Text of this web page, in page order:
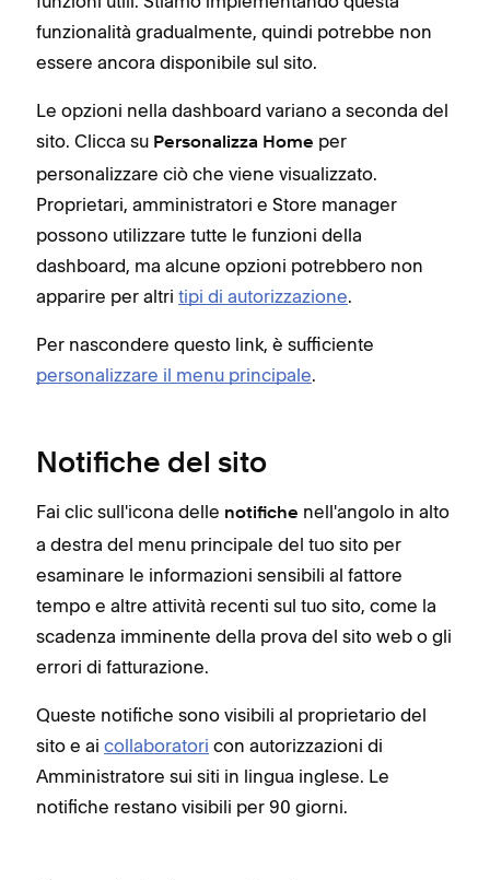
funzionalità gradualmente, quindi potrebbe non
essere ancora disponibile sul sito.
Le opzioni nella dashboard variano a seconda del
sito. Clicca su Personalizza Home per
personalizzare ciò che viene visualizzato.
Proprietari, amministratori e Store manager
possono utilizzare tutte le funzioni della
dashboard, ma alcune opzioni potrebbero non
apparire per altri tipi di autorizzazione.
Per nascondere questo link, è sufficiente
personalizzare il menu principale.
Notifiche del sito
Fai clic sull'icona delle notifiche nell'angolo in alto
a destra del menu principale del tuo sito per
esaminare le informazioni sensibili al fattore
tempo e altre attività recenti sul tuo sito, come la
scadenza imminente della prova del sito web o gli
errori di fatturazione.
Queste notifiche sono visibili al proprietario del
sito e ai collaboratori con autorizzazioni di
Amministratore sui siti in lingua inglese. Le
notifiche restano visibili per 90 giorni.